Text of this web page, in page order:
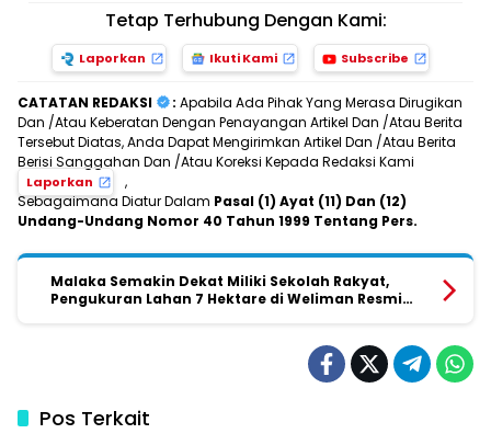
Tetap Terhubung Dengan Kami:
Laporkan Ikuti Kami Subscribe
CATATAN REDAKSI : Apabila Ada Pihak Yang Merasa Dirugikan
Dan /Atau Keberatan Dengan Penayangan Artikel Dan /Atau Berita
Tersebut Diatas, Anda Dapat Mengirimkan Artikel Dan /Atau Berita
Berisi Sanggahan Dan /Atau Koreksi Kepada Redaksi Kami
Laporkan
,
Sebagaimana Diatur Dalam Pasal (1) Ayat (11) Dan (12)
Undang-Undang Nomor 40 Tahun 1999 Tentang Pers.
Malaka Semakin Dekat Miliki Sekolah Rakyat,
Pengukuran Lahan 7 Hektare di Weliman Resmi
Pos Terkait